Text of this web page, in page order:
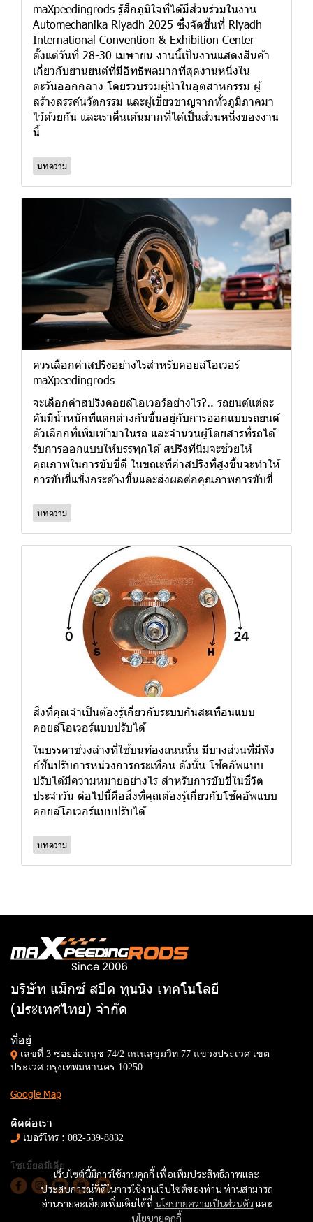
maXpeedingrods รู้สึกภูมิใจที่ได้มีส่วนร่วมในงาน
Automechanika Riyadh 2025 ซึ่งจัดขึ้นที่ Riyadh
International Convention & Exhibition Center
ตั้งแต่วันที่ 28-30 เมษายน งานนี้เป็นงานแสดงสินค้า
เกี่ยวกับยานยนต์ที่มีอิทธิพลมากที่สุดงานหนึ่งใน
ตะวันออกกลาง โดยรวบรวมผู้นำในอุตสาหกรรม ผู้
สร้างสรรค์นวัตกรรม และผู้เชี่ยวชาญจากทั่วภูมิภาคมา
ไว้ด้วยกัน และเราตื่นเต้นมากที่ได้เป็นส่วนหนึ่งของงาน
นี้
บทความ
ควรเลือกค่าสปริงอย่างไรสำหรับคอยล์โอเวอร์
maXpeedingrods
จะเลือกค่าสปริงคอยล์โอเวอร์อย่างไร?.. รถยนต์แต่ละ
คันมีน้ำหนักที่แตกต่างกันขึ้นอยู่กับการออกแบบรถยนต์
ตัวเลือกที่เพิ่มเข้ามาในรถ และจำนวนผู้โดยสารที่รถได้
รับการออกแบบให้บรรทุกได้ สปริงที่นิ่มจะช่วยให้
คุณภาพในการขับขี่ดี ในขณะที่ค่าสปริงที่สูงขึ้นจะทำให้
การขับขี่แข็งกระด้างขึ้นและส่งผลต่อคุณภาพการขับขี่
บทความ
สิ่งที่คุณจำเป็นต้องรู้เกี่ยวกับระบบกันสะเทือนแบบ
คอยล์โอเวอร์แบบปรับได้
ในบรรดาช่วงล่างที่ใช้บนท้องถนนนั้น มีบางส่วนที่มีฟัง
ก์ชั่นปรับการหน่วงการกระเทือน ดังนั้น โช้คอัพแบบ
ปรับได้มีความหมายอย่างไร สำหรับการขับขี่ในชีวิต
ประจำวัน ต่อไปนี้คือสิ่งที่คุณต้องรู้เกี่ยวกับโช้คอัพแบบ
คอยล์โอเวอร์แบบปรับได้
บทความ
เว็บไซต์นี้มีการใช้งานคุกกี้ เพื่อเพิ่มประสิทธิภาพและ
ประสบการณ์ที่ดีในการใช้งานเว็บไซต์ของท่าน ท่านสามารถ
อ่านรายละเอียดเพิ่มเติมได้ที่ นโยบายความเป็นส่วนตัว และ
นโยบายคุกกี้
บริษัท แม็กซ์ สปีด ทูนนิง เทคโนโลยี
(ประเทศไทย) จำกัด
ที่อยู่
เลขที่ 3 ซอยอ่อนนุช 74/2 ถนนสุขุมวิท 77 แขวงประเวศ เขต
ประเวศ กรุงเทพมหานคร 10250
Google Map
ติดต่อเรา
เบอร์โทร : 082-539-8832
โซเชียลมีเดีย